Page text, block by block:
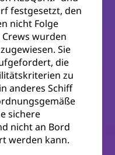
festgesetzt, den
nicht Folge
wurden
Sie
die
zu
anderes Schiff
sichere
nicht an Bord
werden kann.